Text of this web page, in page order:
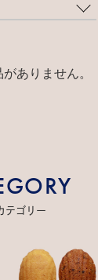
ありません。
テゴリー